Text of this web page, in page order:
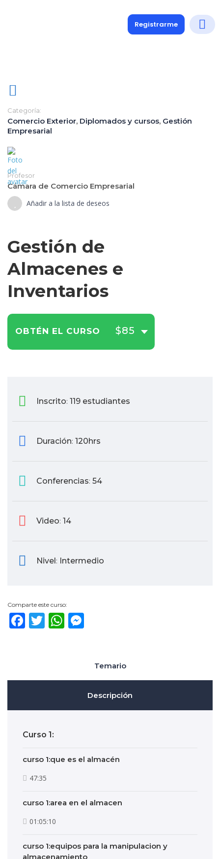
Registrarme
Categoría:
Comercio Exterior, Diplomados y cursos, Gestión
Empresarial
Profesor
Cámara de Comercio Empresarial
Añadir a la lista de deseos
Gestión de
Almacenes e
Inventarios
OBTÉN EL CURSO $85
Inscrito: 119 estudiantes
Duración: 120hrs
Conferencias: 54
Video: 14
Nivel: Intermedio
Comparte este curso:
Facebook
TwitterWhatsApp
Temario
Descripción
Curso 1:
curso 1:que es el almacén
47:35
curso 1:area en el almacen
01:05:10
curso 1:equipos para la manipulacion y
almacenamiento